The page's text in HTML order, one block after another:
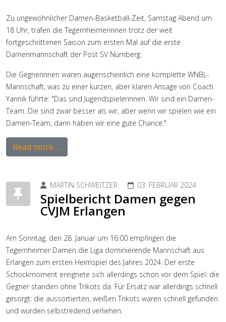
Zu ungewöhnlicher Damen-Basketball-Zeit, Samstag Abend um
18 Uhr, trafen die Tegernheimerinnen trotz der weit
fortgeschrittenen Saison zum ersten Mal auf die erste
Damenmannschaft der Post SV Nürnberg.
Die Gegnerinnen waren augenscheinlich eine komplette WNBL-
Mannschaft, was zu einer kurzen, aber klaren Ansage von Coach
Yannik führte: "Das sind Jugendspielerinnen. Wir sind ein Damen-
Team. Die sind zwar besser als wir, aber wenn wir spielen wie ein
Damen-Team, dann haben wir eine gute Chance."
Read more …
MARTIN SCHWEITZER 03. FEBRUAR 2024
Spielbericht Damen gegen
CVJM Erlangen
Am Sonntag, den 28. Januar um 16:00 empfingen die
Tegernheimer Damen die Liga dominierende Mannschaft aus
Erlangen zum ersten Heimspiel des Jahres 2024. Der erste
Schockmoment ereignete sich allerdings schon vor dem Spiel: die
Gegner standen ohne Trikots da. Für Ersatz war allerdings schnell
gesorgt: die aussortierten, weißen Trikots waren schnell gefunden
und wurden selbstredend verliehen.